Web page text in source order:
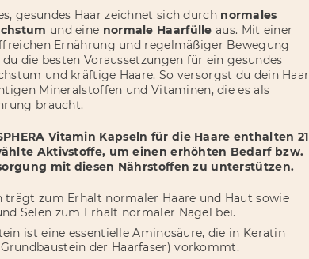
gesundes Haar zeichnet sich durch normales
und eine normale Haarfülle aus. Mit einer
Ernährung und regelmäßiger Bewegung
die besten Voraussetzungen für ein gesundes
und kräftige Haare. So versorgst du dein Haar
Mineralstoffen und Vitaminen, die es als
braucht.
Vitamin Kapseln für die Haare enthalten 21
Aktivstoffe, um einen erhöhten Bedarf bzw.
mit diesen Nährstoffen zu unterstützen.
trägt zum Erhalt normaler Haare und Haut sowie
Selen zum Erhalt normaler Nägel bei.
ist eine essentielle Aminosäure, die in Keratin
der Haarfaser) vorkommt.